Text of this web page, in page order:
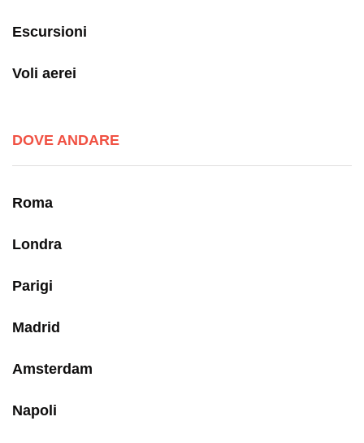
Escursioni
Voli aerei
DOVE ANDARE
Roma
Londra
Parigi
Madrid
Amsterdam
Napoli